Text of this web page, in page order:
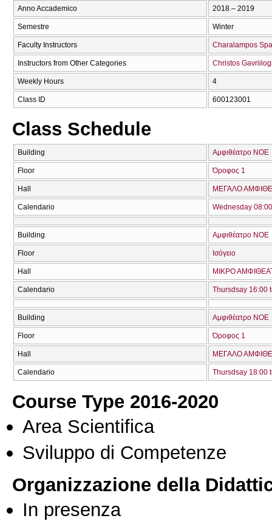
Anno Accademico 2018 – 2019
Semestre Winter
Faculty Instructors Charalampos
Instructors from Other Categories Christos
Weekly Hours 4
Class ID 600123001
Class Schedule
Building Αμφιθέατρο ΝΟΕ
Floor Όροφος 1
Hall ΜΕΓΑΛΟ
Calendario Wednesday
Building Αμφιθέατρο ΝΟΕ
Floor Ισόγειο
Hall ΜΙΚΡΟ
Calendario Thursdsay 16:00
Building Αμφιθέατρο ΝΟΕ
Floor Όροφος 1
Hall ΜΕΓΑΛΟ
Calendario Thursdsay 18:00
Course Type 2016-2020
Area Scientifica
Sviluppo di Competenze
Organizzazione della
In presenza